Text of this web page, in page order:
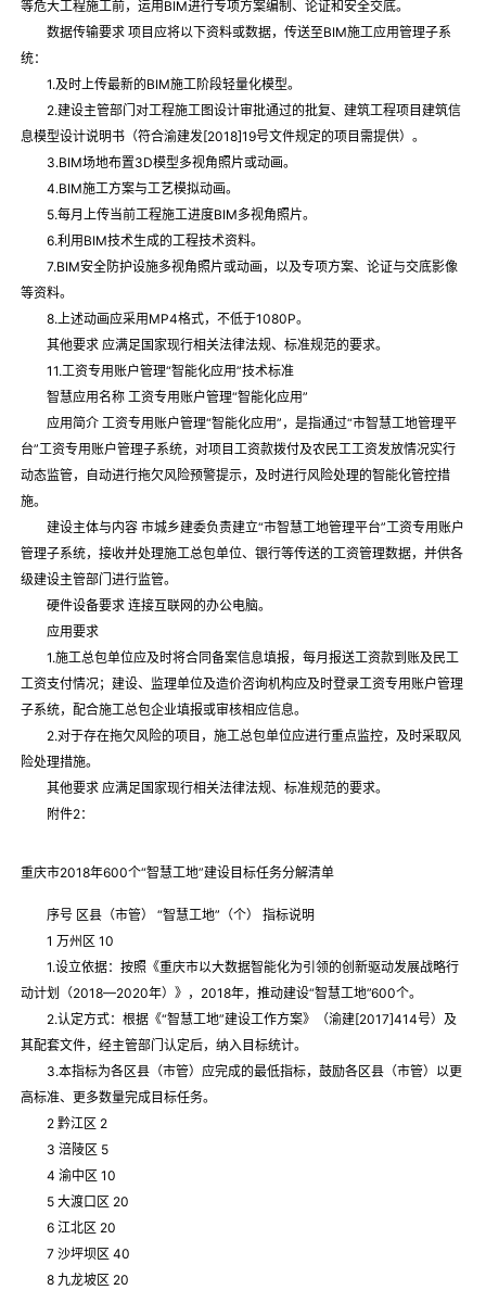
等危大工程施工前，运用BIM进行专项方案编制、论证和安全交底。
数据传输要求 项目应将以下资料或数据，传送至BIM施工应用管理子系
统：
1.及时上传最新的BIM施工阶段轻量化模型。
2.建设主管部门对工程施工图设计审批通过的批复、建筑工程项目建筑信
息模型设计说明书（符合渝建发[2018]19号文件规定的项目需提供）。
3.BIM场地布置3D模型多视角照片或动画。
4.BIM施工方案与工艺模拟动画。
5.每月上传当前工程施工进度BIM多视角照片。
6.利用BIM技术生成的工程技术资料。
7.BIM安全防护设施多视角照片或动画，以及专项方案、论证与交底影像
等资料。
8.上述动画应采用MP4格式，不低于1080P。
其他要求 应满足国家现行相关法律法规、标准规范的要求。
11.工资专用账户管理“智能化应用”技术标准
智慧应用名称 工资专用账户管理“智能化应用”
应用简介 工资专用账户管理“智能化应用”，是指通过“市智慧工地管理平
台”工资专用账户管理子系统，对项目工资款拨付及农民工工资发放情况实行
动态监管，自动进行拖欠风险预警提示，及时进行风险处理的智能化管控措
施。
建设主体与内容 市城乡建委负责建立“市智慧工地管理平台”工资专用账户
管理子系统，接收并处理施工总包单位、银行等传送的工资管理数据，并供各
级建设主管部门进行监管。
硬件设备要求 连接互联网的办公电脑。
应用要求
1.施工总包单位应及时将合同备案信息填报，每月报送工资款到账及民工
工资支付情况；建设、监理单位及造价咨询机构应及时登录工资专用账户管理
子系统，配合施工总包企业填报或审核相应信息。
2.对于存在拖欠风险的项目，施工总包单位应进行重点监控，及时采取风
险处理措施。
其他要求 应满足国家现行相关法律法规、标准规范的要求。
附件2：
重庆市2018年600个“智慧工地”建设目标任务分解清单
序号 区县（市管） “智慧工地”（个） 指标说明
1 万州区 10
1.设立依据：按照《重庆市以大数据智能化为引领的创新驱动发展战略行
动计划（2018—2020年）》，2018年，推动建设“智慧工地”600个。
2.认定方式：根据《“智慧工地”建设工作方案》（渝建[2017]414号）及
其配套文件，经主管部门认定后，纳入目标统计。
3.本指标为各区县（市管）应完成的最低指标，鼓励各区县（市管）以更
高标准、更多数量完成目标任务。
2 黔江区 2
3 涪陵区 5
4 渝中区 10
5 大渡口区 20
6 江北区 20
7 沙坪坝区 40
8 九龙坡区 20